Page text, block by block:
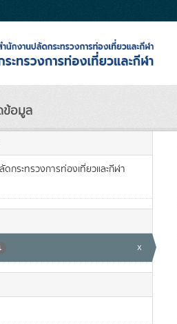
ข้อมูล
กระทรวงการท่องเที่ยวและกีฬา
x